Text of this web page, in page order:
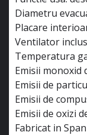
Diametru
Placare
Ventilator
Temperatura
Emisii monoxid
Emisii de
Emisii de
Emisii de oxizi
Fabricat in